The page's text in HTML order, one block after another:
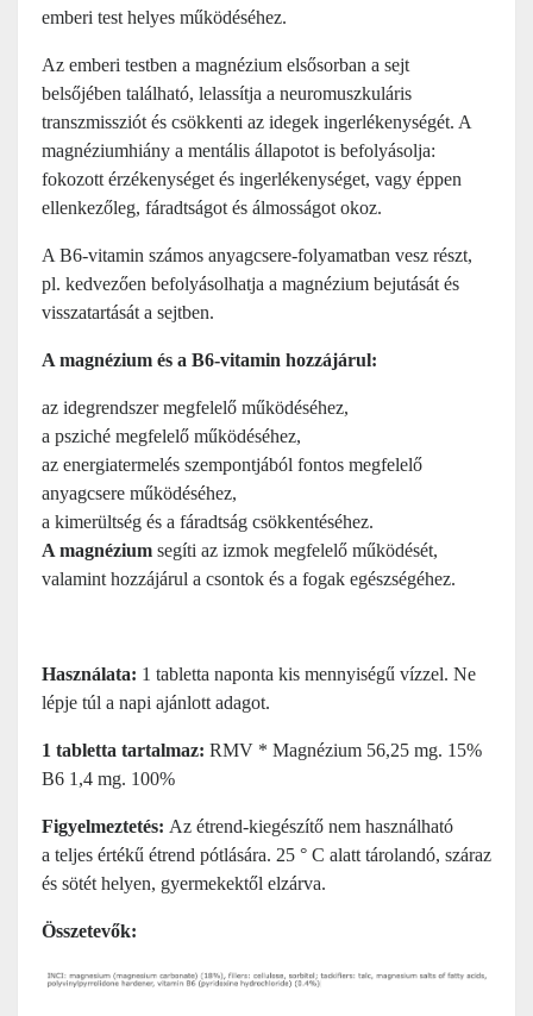
emberi test helyes működéséhez.
Az emberi testben a magnézium elsősorban a sejt
belsőjében található, lelassítja a neuromuszkuláris
transzmissziót és csökkenti az idegek ingerlékenységét. A
magnéziumhiány a mentális állapotot is befolyásolja:
fokozott érzékenységet és ingerlékenységet, vagy éppen
ellenkezőleg, fáradtságot és álmosságot okoz.
A B6-vitamin számos anyagcsere-folyamatban vesz részt,
pl. kedvezően befolyásolhatja a magnézium bejutását és
visszatartását a sejtben.
A magnézium és a B6-vitamin hozzájárul:
az idegrendszer megfelelő működéséhez,
a psziché megfelelő működéséhez,
az energiatermelés szempontjából fontos megfelelő
anyagcsere működéséhez,
a kimerültség és a fáradtság csökkentéséhez.
A magnézium segíti az izmok megfelelő működését,
valamint hozzájárul a csontok és a fogak egészségéhez.
Használata: 1 tabletta naponta kis mennyiségű vízzel. Ne
lépje túl a napi ajánlott adagot.
1 tabletta tartalmaz: RMV * Magnézium 56,25 mg. 15%
B6 1,4 mg. 100%
Figyelmeztetés: Az étrend-kiegészítő nem használható
a teljes értékű étrend pótlására. 25 ° C alatt tárolandó, száraz
és sötét helyen, gyermekektől elzárva.
Összetevők: